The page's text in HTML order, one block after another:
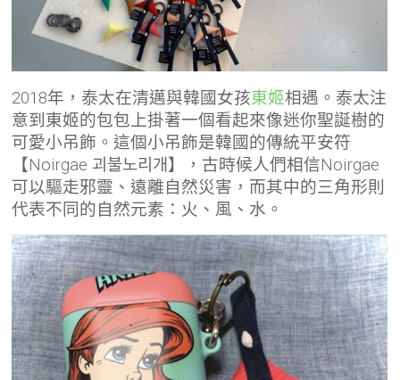
2018年，泰太在清邁與韓國女孩東姬相遇。泰太注
意到東姬的包包上掛著一個看起來像迷你聖誕樹的
可愛小吊飾。這個小吊飾是韓國的傳統平安符
【Noirgae 괴불노리개】，古時候人們相信Noirgae
可以驅走邪靈、遠離自然災害，而其中的三角形則
代表不同的自然元素：火、風、水。